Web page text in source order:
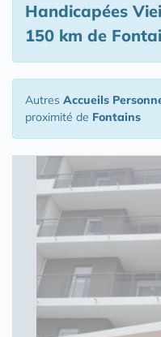
Handicapées
150 km de
Autres Accueils
proximité de Fontains